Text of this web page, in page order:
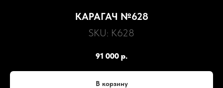
КАРАГАЧ №628
SKU: К628
91 000 р.
В корзину